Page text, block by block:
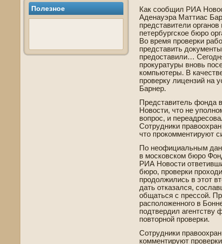
Полезнοе
Как сообщил РИА
Аде­науэра Маттиас
представители
петербургское бюро
Во время прове­рки
представить
предоставили…
прокуратуры вновь
компьютеры. В
прове­рку лицензий на
Барнер.
Представитель фонда
Новости, что не
вопрос, и
Сотрудники
что прокомментируют
По неофициальным
в московском бюро
РИА Новости
бюро, прове­рки
продолжились в этот
дать отказался,
общаться с прессой.
расположенного в
подтве­рдил агентству
повторной прове­рки.
Сотрудники
комментируют